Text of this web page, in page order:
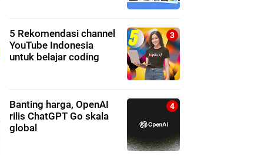
5 Rekomendasi channel
YouTube Indonesia
untuk belajar coding
Banting harga, OpenAI
rilis ChatGPT Go skala
global